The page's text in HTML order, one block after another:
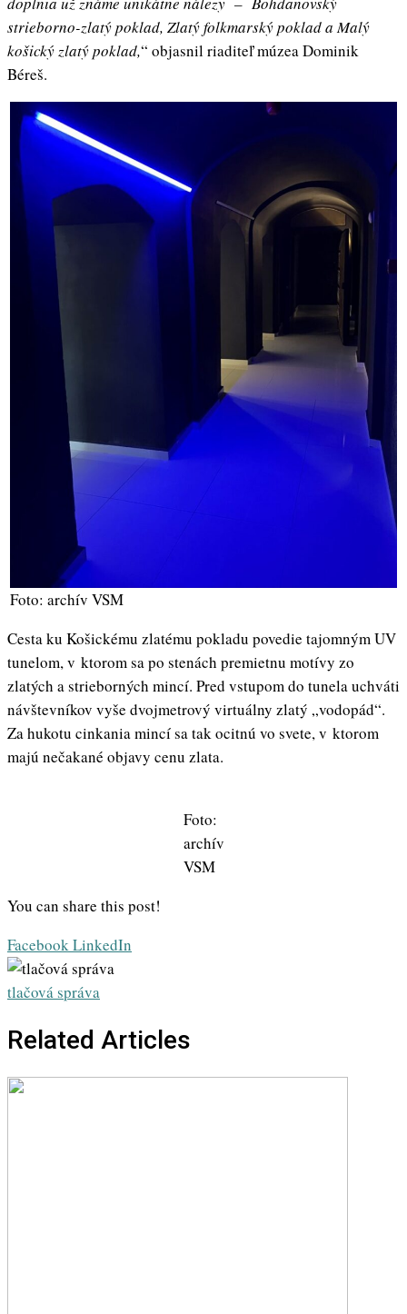
strieborno-zlatý poklad, Zlatý folkmarský poklad a Malý
košický zlatý poklad,“ objasnil riaditeľ múzea Dominik
Béreš.
Foto: archív VSM
Cesta ku Košickému zlatému pokladu povedie tajomným UV
tunelom, v ktorom sa po stenách premietnu motívy zo
zlatých a strieborných mincí. Pred vstupom do tunela uchváti
návštevníkov vyše dvojmetrový virtuálny zlatý „vodopád“.
Za hukotu cinkania mincí sa tak ocitnú vo svete, v ktorom
majú nečakané objavy cenu zlata.
Foto:
archív
VSM
You can share this post!
FacebookLinkedIn
tlačová správa
Related Articles